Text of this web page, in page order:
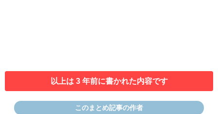
以上は 3 年前に書かれた内容です
このまとめ記事の作者